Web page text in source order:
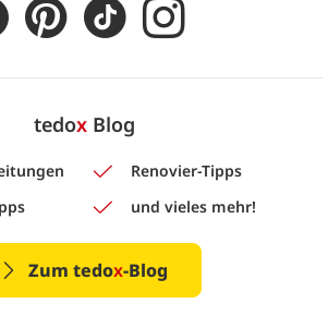
tedoxBlog
Renovier-Tipps
und vieles mehr!
Zum tedox-Blog